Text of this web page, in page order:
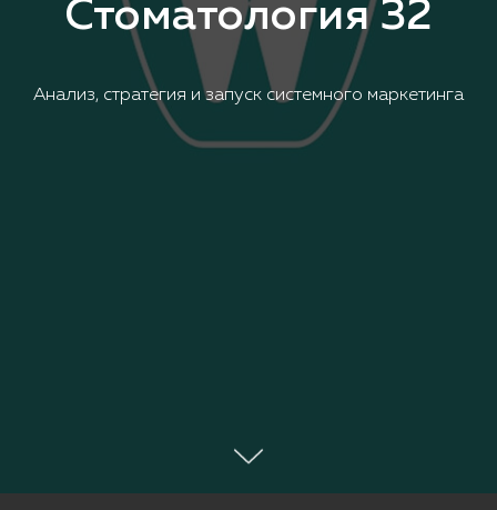
Стоматология 32
Анализ, стратегия и запуск системного маркетинга